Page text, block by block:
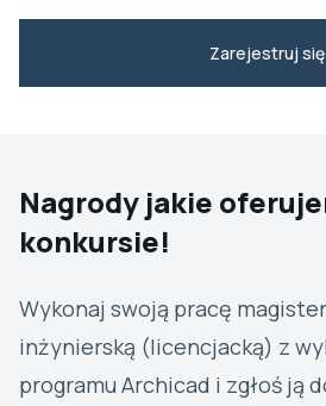
Zarejestruj się
Nagrody jakie
konkursie!
Wykonaj swoją pracę
inżynierską (licencjacką) z
programu Archicad i zgłoś ją